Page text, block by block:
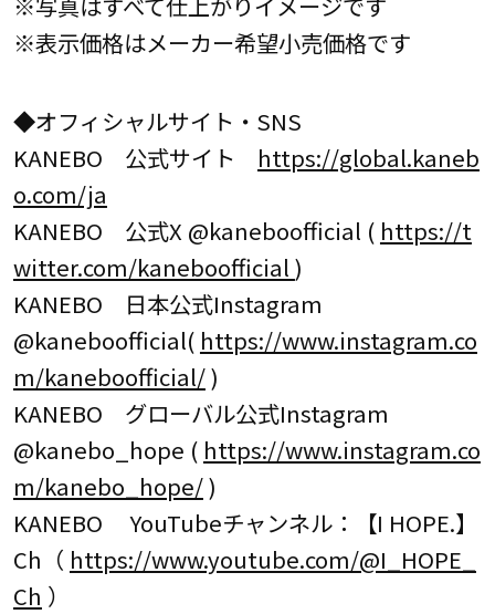
※表示価格はメーカー希望小売価格です
◆オフィシャルサイト・SNS
KANEBO 公式サイト https://global.kaneb
o.com/ja
KANEBO 公式X @kaneboofficial ( https://t
witter.com/kaneboofficial )
KANEBO 日本公式Instagram
@kaneboofficial( https://www.instagram.co
m/kaneboofficial/)
KANEBO グローバル公式Instagram
@kanebo_hope ( https://www.instagram.co
m/kanebo_hope/)
KANEBO YouTubeチャンネル：【I HOPE.】
Ch（ https://www.youtube.com/@I_HOPE_
Ch ）